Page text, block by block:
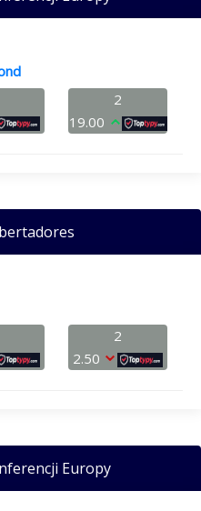
2
19.00
2
2.50
Europy